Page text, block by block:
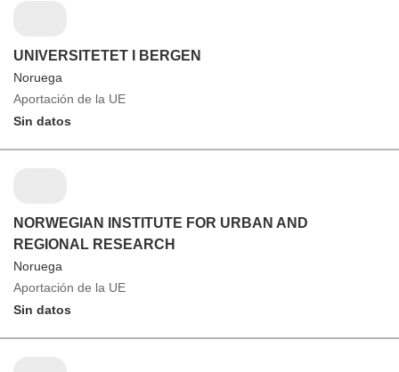
UNIVERSITETET I BERGEN
Noruega
Aportación de la UE
Sin datos
NORWEGIAN INSTITUTE FOR URBAN AND
REGIONAL RESEARCH
Noruega
Aportación de la UE
Sin datos